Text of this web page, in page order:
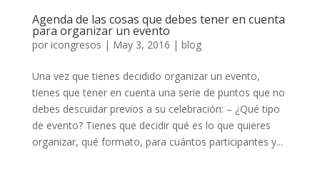
Agenda de las cosas que debes tener en cuenta
para organizar un evento
por icongresos | May 3, 2016 | blog
Una vez que tienes decidido organizar un evento,
tienes que tener en cuenta una serie de puntos que no
debes descuidar previos a su celebración: – ¿Qué tipo
de evento? Tienes que decidir qué es lo que quieres
organizar, qué formato, para cuántos participantes y...